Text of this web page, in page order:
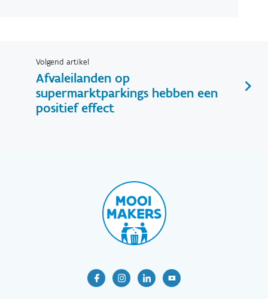
Volgend artikel
Afvaleilanden op
supermarktparkings hebben een
positief effect